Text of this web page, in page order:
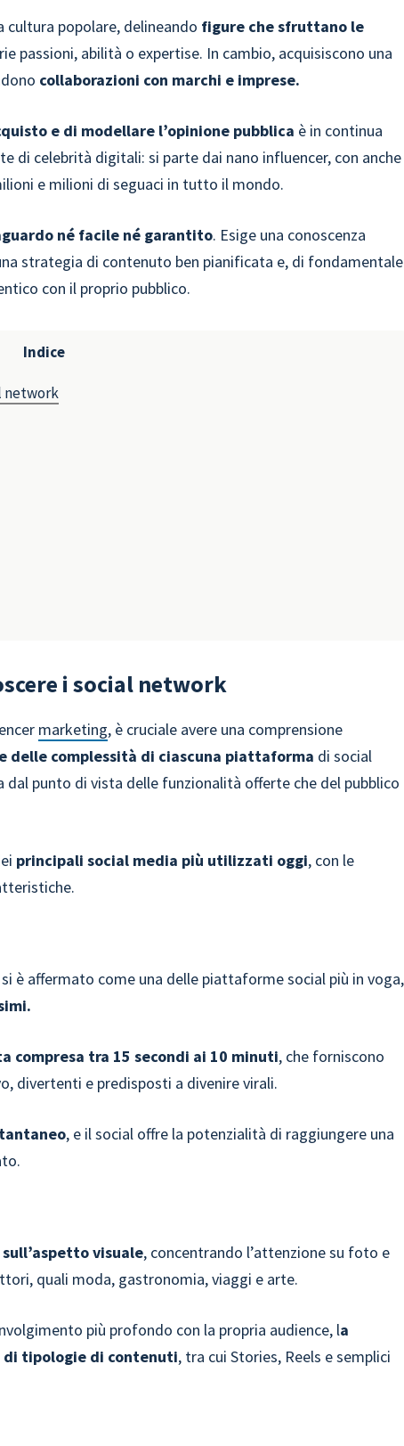
popolare, delineando figure che sfruttano le
passioni, abilità o expertise. In cambio, acquisiscono una
collaborazioni con marchi e imprese.
e di modellare l’opinione pubblica è in continua
di celebrità digitali: si parte dai nano influencer, con anche
e milioni di seguaci in tutto il mondo.
né facile né garantito. Esige una conoscenza
strategia di contenuto ben pianificata e, di fondamentale
con il proprio pubblico.
Indice
network
i social network
marketing, è cruciale avere una comprensione
complessità di ciascuna piattaforma di social
dal punto di vista delle funzionalità offerte che del pubblico
principali social media più utilizzati oggi, con le
si è affermato come una delle piattaforme social più in voga,
compresa tra 15 secondi ai 10 minuti, che forniscono
divertenti e predisposti a divenire virali.
, e il social offre la potenzialità di raggiungere una
sull’aspetto visuale, concentrando l’attenzione su foto e
quali moda, gastronomia, viaggi e arte.
più profondo con la propria audience, la
tipologie di contenuti, tra cui Stories, Reels e semplici